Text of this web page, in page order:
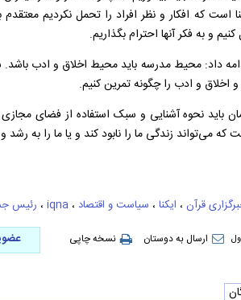
است که افکار و نظر افراد را تحمل نکردیم
و به فکر آنها احترام بگذاریم.
داد: محیط مدرسه باید محیط اخلاق و ادب
و اخلاق و ادب را چگونه تمرین کنیم.
باید نحوه آشنایی و سبک استفاده از فضای
می‌تواند زندگی ما را نابود کند و یا ما را به رشد و
قرآن ، ایکنا ، سیاست و اقتصاد ، iqna ، رئیس
ارسال به دوستان نسخه چاپی